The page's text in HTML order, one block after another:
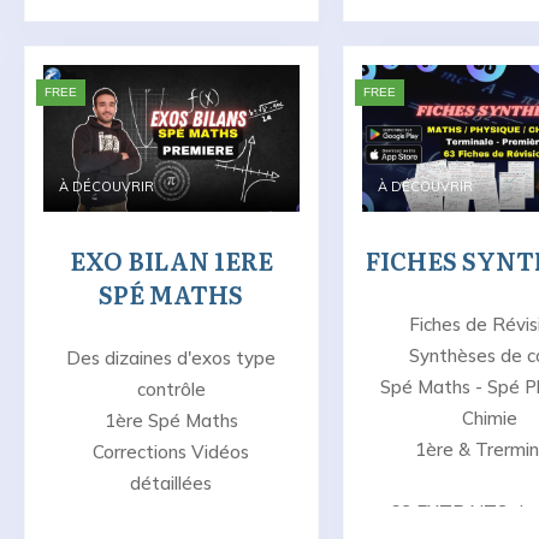
FREE
À DÉCOUVRIR
EXO BILAN 1ERE
SPÉ MATHS
Des dizaines d'exos type
contrôle
1ère Spé Maths
Corrections Vidéos
détaillées
FREE
À DÉCOUVRIR
FICHES
Fiches de
Synthèses de
Spé Maths - Spé
Chimie
1ère &
63 EXTRAITS de